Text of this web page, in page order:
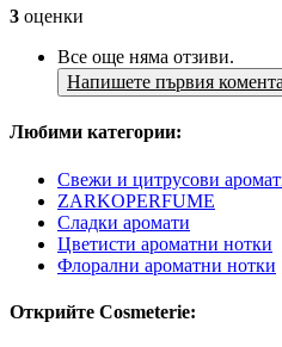
3 оценки
Все още няма отзиви.
Напишете първия
Любими категории:
Свежи и цитрусови
ZARKOPERFUME
Сладки аромати
Цветисти ароматни нотки
Флорални ароматни нотки
Открийте Cosmeterie: